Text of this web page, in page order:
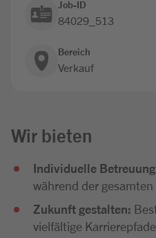
Job-ID
84029_513
Bereich
Verkauf
Wir bieten
Individuelle
während der
Zukunft gestalten:
vielfältige